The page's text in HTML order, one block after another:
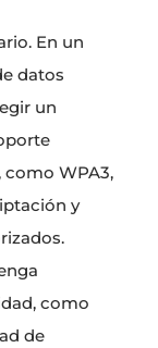
En un
datos
un
WPA3,
y
como
de